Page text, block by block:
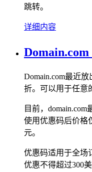
跳转。
详细内容
Domain.com最近
折。可以用于任意
目前，domain.com
使用优惠码后价格
元。
优惠码适用于全场
优惠不得超过300